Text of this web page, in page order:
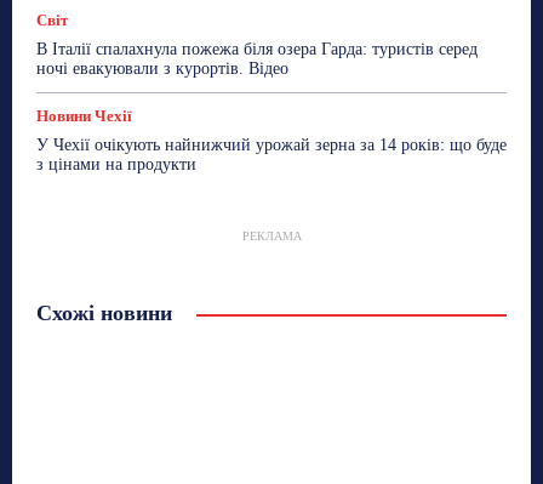
Світ
В Італії спалахнула пожежа біля озера Гарда: туристів серед
ночі евакуювали з курортів. Відео
Новини Чехії
У Чехії очікують найнижчий урожай зерна за 14 років: що буде
з цінами на продукти
РЕКЛАМА
Схожі новини